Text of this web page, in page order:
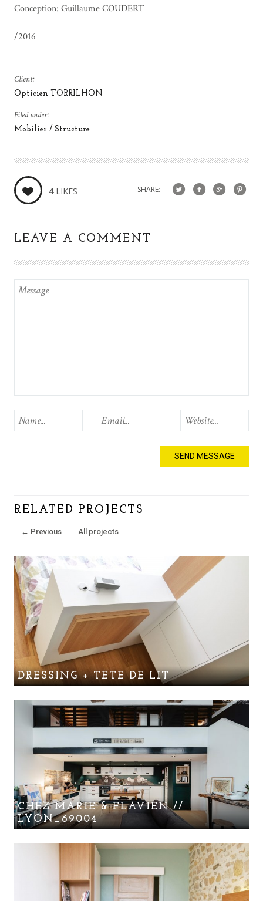
Conception: Guillaume COUDERT
/2016
Client:
Opticien TORRILHON
Filed under:
Mobilier / Structure
4LIKES SHARE:
LEAVE A COMMENT
RELATED PROJECTS
← Previous All projects
DRESSING + TETE DE LIT
CHEZ MARIE & FLAVIEN //
LYON_69004